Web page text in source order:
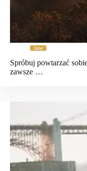
Inne
Spróbuj powtarzać
zawsze …